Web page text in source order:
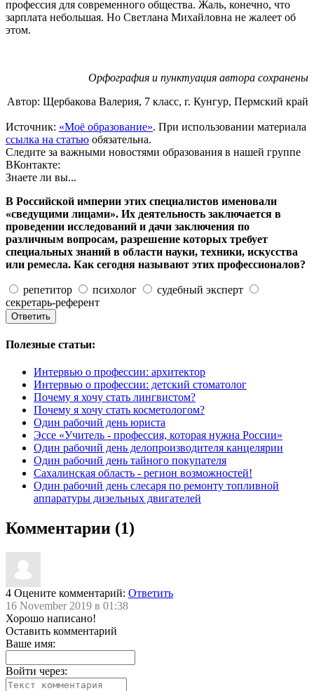
профессия для современного общества. Жаль, конечно, что
зарплата небольшая. Но Светлана Михайловна не жалеет об
этом.
Орфография и пунктуация автора сохранены
Автор: Щербакова Валерия, 7 класс, г. Кунгур, Пермский край
Источник: «Моё образование». При использовании материала
ссылка на статью обязательна.
Следите за важными новостями образования в нашей группе
ВКонтакте:
Знаете ли вы...
В Российской империи этих специалистов именовали
«сведущими лицами». Их деятельность заключается в
проведении исследований и дачи заключения по
различным вопросам, разрешение которых требует
специальных знаний в области науки, техники, искусства
или ремесла. Как сегодня называют этих профессионалов?
репетитор психолог
судебный эксперт
секретарь-референт
Полезные статьи:
Интервью о профессии: архитектор
Интервью о профессии: детский стоматолог
Почему я хочу стать лингвистом?
Почему я хочу стать косметологом?
Один рабочий день юриста
Эссе «Учитель - профессия, которая нужна России»
Один рабочий день делопроизводителя канцелярии
Один рабочий день тайного покупателя
Сахалинская область - регион возможностей!
Один рабочий день слесаря по ремонту топливной
аппаратуры дизельных двигателей
Комментарии (1)
4 Оцените комментарий: Ответить
16 November 2019 в 01:38
Хорошо написано!
Оставить комментарий
Ваше имя:
Войти через: